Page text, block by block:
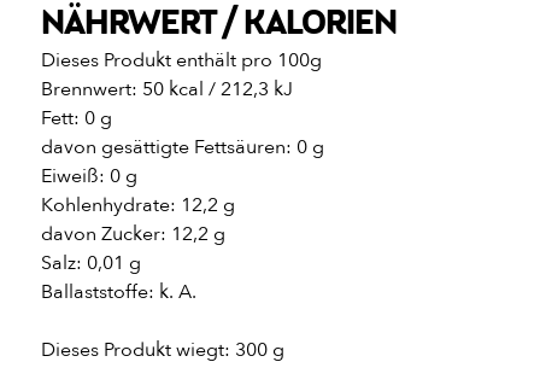
NÄHRWERT / KALORIEN
Dieses Produkt enthält pro 100g
Brennwert: 50 kcal / 212,3 kJ
Fett: 0 g
davon gesättigte Fettsäuren: 0 g
Eiweiß: 0 g
Kohlenhydrate: 12,2 g
davon Zucker: 12,2 g
Salz: 0,01 g
Ballaststoffe: k. A.
Dieses Produkt wiegt: 300 g